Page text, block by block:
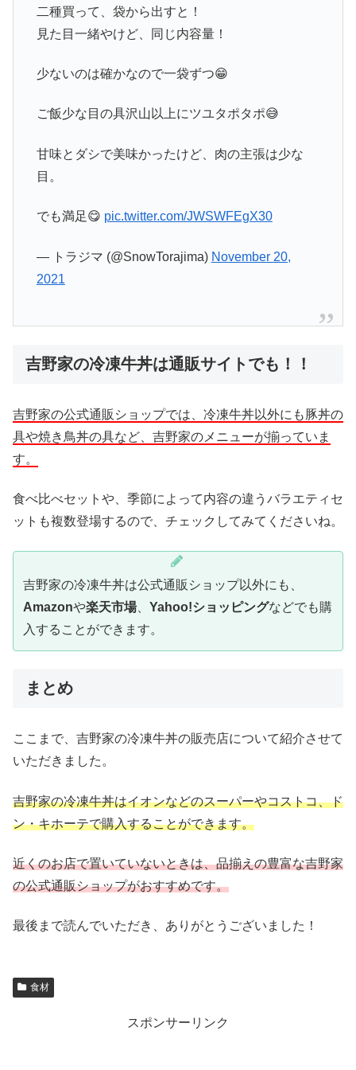
二種買って、袋から出すと！
見た目一緒やけど、同じ内容量！
少ないのは確かなので一袋ずつ😁
ご飯少な目の具沢山以上にツユタポタポ😅
甘味とダシで美味かったけど、肉の主張は少な
目。
でも満足😋 pic.twitter.com/JWSWFEgX30
— トラジマ (@SnowTorajima) November 20,
2021
吉野家の冷凍牛丼は通販サイトでも！！
吉野家の公式通販ショップでは、冷凍牛丼以外にも豚丼の
具や焼き鳥丼の具など、吉野家のメニューが揃っていま
す。
食べ比べセットや、季節によって内容の違うバラエティセ
ットも複数登場するので、チェックしてみてくださいね。
吉野家の冷凍牛丼は公式通販ショップ以外にも、
Amazonや楽天市場、 Yahoo!ショッピングなどでも購
入することができます。
まとめ
ここまで、吉野家の冷凍牛丼の販売店について紹介させて
いただきました。
吉野家の冷凍牛丼はイオンなどのスーパーやコストコ、ド
ン・キホーテで購入することができます。
近くのお店で置いていないときは、品揃えの豊富な吉野家
の公式通販ショップがおすすめです。
最後まで読んでいただき、ありがとうございました！
食材
スポンサーリンク